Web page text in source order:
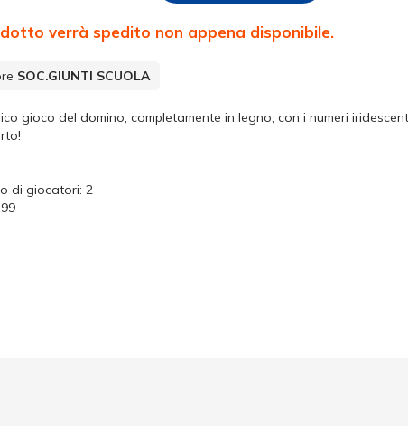
verrà spedito non appena disponibile.
SOC.GIUNTI SCUOLA
gioco del domino, completamente in legno, con i numeri
di giocatori: 2